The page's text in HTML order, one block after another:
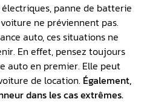
panne de batterie
ne préviennent pas.
auto, ces situations ne
En effet, pensez toujours
auto en premier. Elle peut
de location. Également,
dans les cas extrêmes.